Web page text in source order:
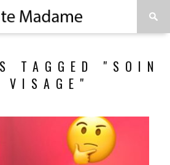
TAGGED "SOIN
VISAGE"